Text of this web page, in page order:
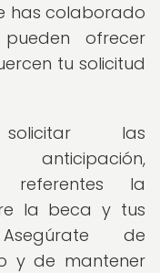
has colaborado
ofrecer
tu solicitud
las
anticipación,
la
la beca y tus
de
y de mantener